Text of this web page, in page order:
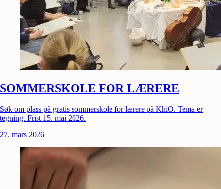
SOMMERSKOLE FOR LÆRERE
Søk om plass på gratis sommerskole for lærere på KhiO. Tema er
tegning. Frist 15. mai 2026.
27. mars 2026